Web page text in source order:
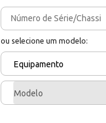
ou selecione um modelo:
Equipamento
Modelo